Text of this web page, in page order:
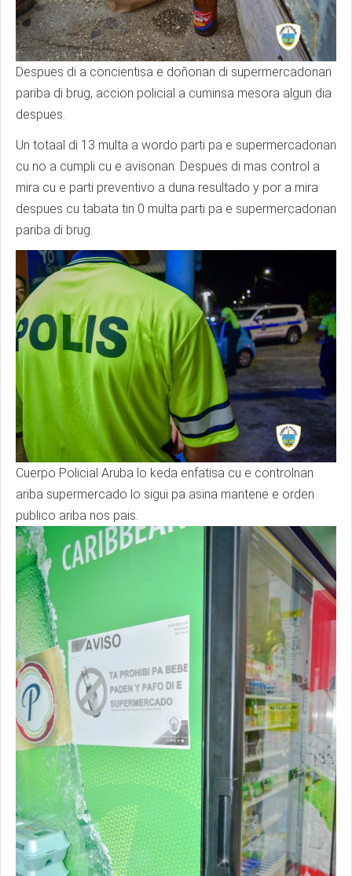
Despues di a concientisa e doñonan di supermercadonan
pariba di brug, accion policial a cuminsa mesora algun dia
despues.
Un totaal di 13 multa a wordo parti pa e supermercadonan
cu no a cumpli cu e avisonan. Despues di mas control a
mira cu e parti preventivo a duna resultado y por a mira
despues cu tabata tin 0 multa parti pa e supermercadonan
pariba di brug.
Cuerpo Policial Aruba lo keda enfatisa cu e controlnan
ariba supermercado lo sigui pa asina mantene e orden
publico ariba nos pais.